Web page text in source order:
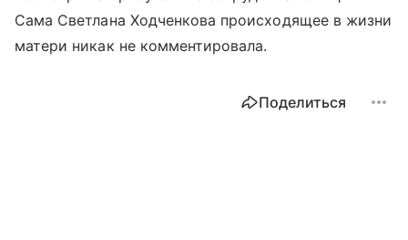
Сама Светлана Ходченкова происходящее в жизни
матери никак не комментировала.
Поделиться